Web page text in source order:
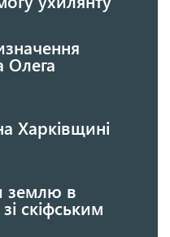
Олега
Харківщині
землю в
скіфським